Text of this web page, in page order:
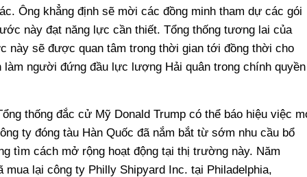
Ông khẳng định sẽ mời các đồng minh tham dự các gói
này đạt năng lực cần thiết. Tổng thống tương lai của
này sẽ được quan tâm trong thời gian tới đồng thời cho
làm người đứng đầu lực lượng Hải quân trong chính quyền
thống đắc cử Mỹ Donald Trump có thể báo hiệu việc
ty đóng tàu Hàn Quốc đã nắm bắt từ sớm nhu cầu bổ
tìm cách mở rộng hoạt động tại thị trường này. Năm
mua lại công ty Philly Shipyard Inc. tại Philadelphia,